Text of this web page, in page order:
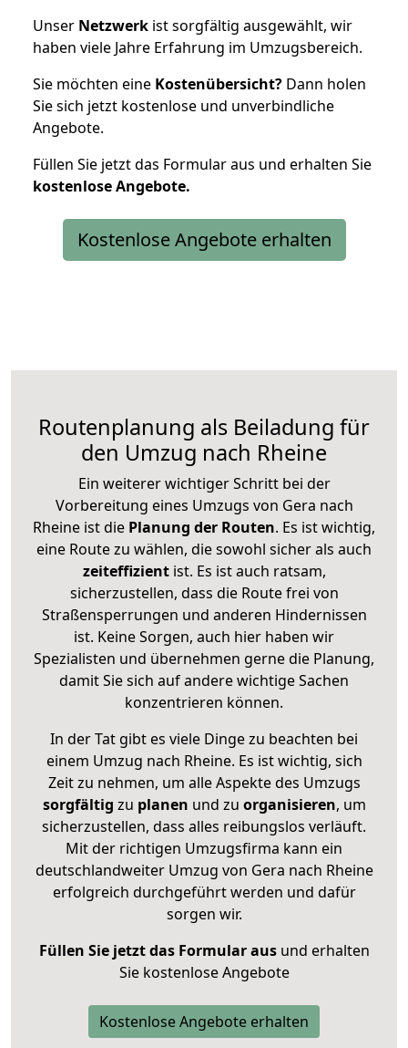
Unser Netzwerk ist sorgfältig ausgewählt, wir
haben viele Jahre Erfahrung im Umzugsbereich.
Sie möchten eine Kostenübersicht? Dann holen
Sie sich jetzt kostenlose und unverbindliche
Angebote.
Füllen Sie jetzt das Formular aus und erhalten Sie
kostenloseAngebote.
Kostenlose Angebote erhalten
Routenplanung als Beiladung für
den Umzug nach Rheine
Ein weiterer wichtiger Schritt bei der
Vorbereitung eines Umzugs von Gera nach
Rheine ist die Planung der Routen. Es ist wichtig,
eine Route zu wählen, die sowohl sicher als auch
zeiteffizientist. Es ist auch ratsam,
sicherzustellen, dass die Route frei von
Straßensperrungen und anderen Hindernissen
ist. Keine Sorgen, auch hier haben wir
Spezialisten und übernehmen gerne die Planung,
damit Sie sich auf andere wichtige Sachen
konzentrieren können.
In der Tat gibt es viele Dinge zu beachten bei
einem Umzug nach Rheine. Es ist wichtig, sich
Zeit zu nehmen, um alle Aspekte des Umzugs
sorgfältig zu planen und zu organisieren, um
sicherzustellen, dass alles reibungslos verläuft.
Mit der richtigen Umzugsfirma kann ein
deutschlandweiter Umzug von Gera nach Rheine
erfolgreich durchgeführt werden und dafür
sorgen wir.
Füllen Sie jetzt das Formular ausund erhalten
Sie kostenlose Angebote
Kostenlose Angebote erhalten